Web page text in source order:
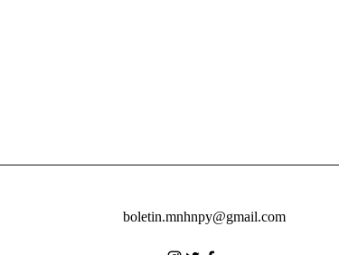
boletin.mnhnpy@gmail.com